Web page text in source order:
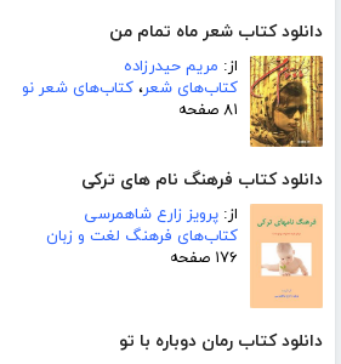
دانلود کتاب شعر ماه تمام من
از: مریم حیدرزاده
کتاب‌های شعر، کتاب‌های شعر نو
۸۱ صفحه
دانلود کتاب فرهنگ نام های ترکی
از: پرویز زارع شاهمرسی
کتاب‌های فرهنگ لغت و زبان
۱۷۶ صفحه
دانلود کتاب رمان دوباره با تو